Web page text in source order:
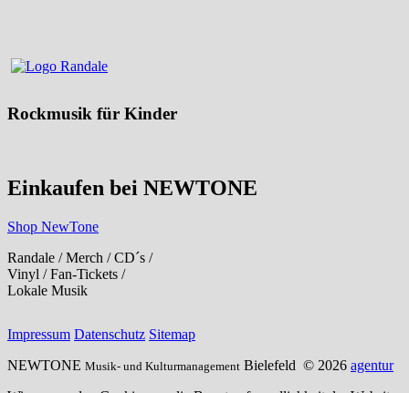
Rockmusik für Kinder
Einkaufen bei NEWTONE
Shop NewTone
Randale / Merch / CD´s /
Vinyl / Fan-Tickets /
Lokale Musik
Impressum Datenschutz Sitemap
NEWTONE Musik- und Kulturmanagement Bielefeld © 2026 agentur